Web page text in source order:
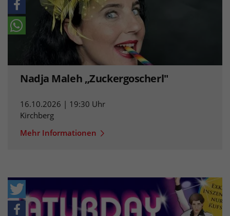
Nadja Maleh „Zuckergoscherl"
16.10.2026 | 19:30 Uhr
Kirchberg
Mehr Informationen